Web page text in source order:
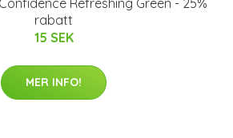
Refreshing Green - 25%
rabatt
15 SEK
MER INFO!